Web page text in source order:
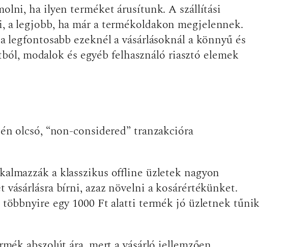
ha ilyen terméket árusítunk. A szállítási
a legjobb, ha már a termékoldakon megjelennek.
ezeknél a vásárlásoknál a könnyű és
modalok és egyéb felhasználó riasztó elemek
olcsó, “non-considered” tranzakcióra
a klasszikus offline üzletek nagyon
bírni, azaz növelni a kosárértékünket.
egy 1000 Ft alatti termék jó üzletnek tűnik